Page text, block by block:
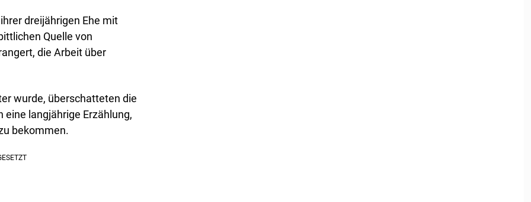
dreijährigen Ehe mit
Quelle von
die Arbeit über
wurde, überschatteten die
langjährige Erzählung,
bekommen.